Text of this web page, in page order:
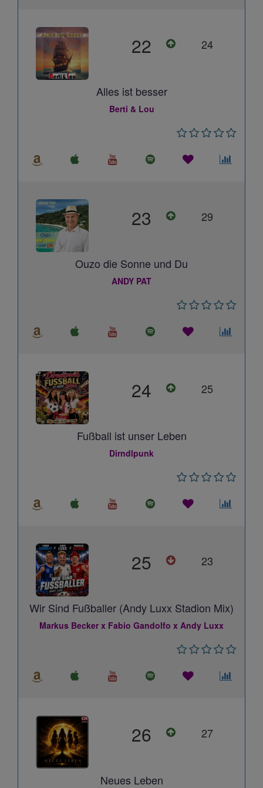
22 24
Alles ist besser
Berti & Lou
23 29
Ouzo die Sonne und Du
ANDY PAT
24 25
Fußball ist unser Leben
Dirndlpunk
25 23
Wir Sind Fußballer (Andy Luxx Stadion Mix)
Markus Becker x Fabio Gandolfo x Andy Luxx
26 27
Neues Leben